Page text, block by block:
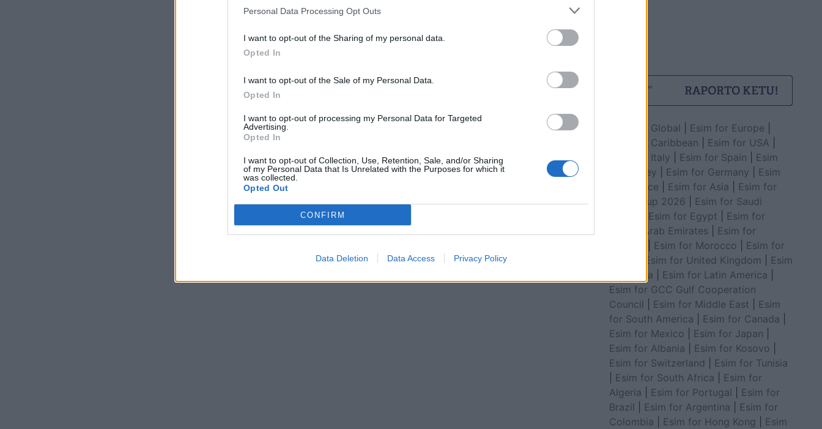
Personal Data Processing Opt Outs
I want to opt-out of the Sharing of my personal data.
Opted In
I want to opt-out of the Sale of my Personal Data.
Opted In
I want to opt-out of processing my Personal Data for Targeted
Advertising.
Opted In
I want to opt-out of Collection, Use, Retention, Sale, and/or Sharing
of my Personal Data that Is Unrelated with the Purposes for which it
was collected.
Opted Out
CONFIRM
Data Deletion Data Access Privacy Policy
Esim for Global Esim for Europe
Esim for Caribbean
Esim for USA
Esim for Italy
Esim for Spain
Esim
for Turkey
Esim for Germany
Esim
for Greece
Esim for Asia
Esim for
World Cup 2026
Esim for Saudi
Esim for Egypt
Esim for
United Arab Emirates
Esim for
Esim for Morocco
Esim for
Esim for United Kingdom
Esim
for Africa
Esim for Latin America
Esim for GCC Gulf Cooperation
Council
Esim for Middle East
Esim
for South America
Esim for Canada
Esim for Mexico
Esim for Japan
Esim for Albania
Esim for Kosovo
Esim for Switzerland
Esim for Tunisia
Esim for South Africa
Esim for
Algeria
Esim for Portugal
Esim for
Brazil
Esim for Argentina
Esim for
Colombia
Esim for Hong Kong
Esim